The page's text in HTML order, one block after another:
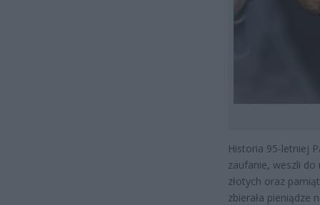
Historia 95-letniej
zaufanie, weszli do
złotych oraz
zbierała pieniądze